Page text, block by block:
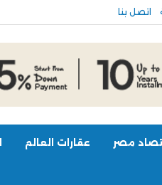
اتصل بنا
مصر عقارات العالم